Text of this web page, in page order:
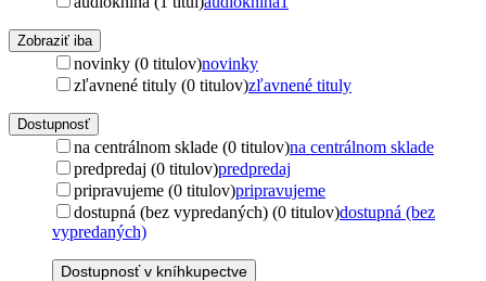
Zobraziť iba
novinky (0 titulov)novinky
zľavnené tituly (0 titulov)zľavnené tituly
Dostupnosť
na centrálnom sklade (0 titulov)na centrálnom sklade
predpredaj (0 titulov)predpredaj
pripravujeme (0 titulov)pripravujeme
dostupná (bez vypredaných) (0 titulov)dostupná (bez
vypredaných)
Dostupnosť v kníhkupectve